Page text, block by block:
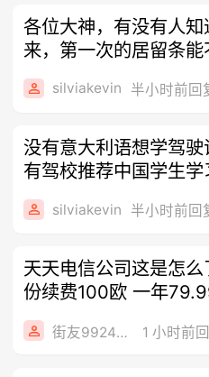
各位大神，有没有人
来，第一次的居留条
用签证
silviakevin 半小时前回
没有意大利语想学驾
有驾校推荐中国学生学
silviakevin 半小时前回
天天电信公司这是怎
份续费100欧 一年
街友99243404 1 小时前